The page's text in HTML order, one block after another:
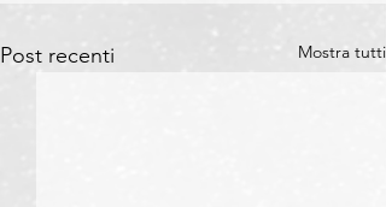
Post recenti Mostra tutti